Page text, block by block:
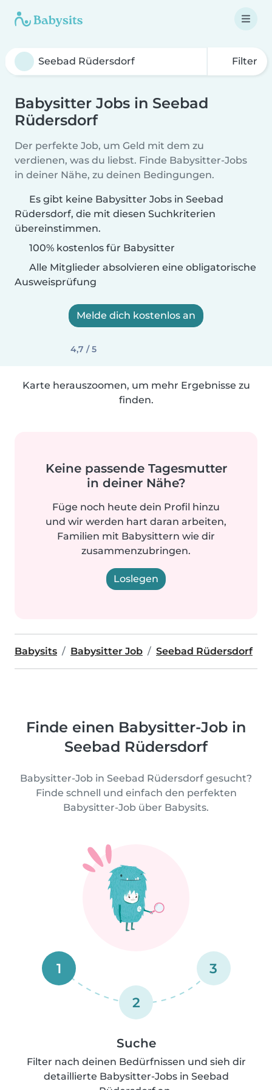
Filter
Babysitter Jobs in Seebad
Rüdersdorf
Der perfekte Job, um Geld mit dem zu
verdienen, was du liebst. Finde Babysitter-Jobs
in deiner Nähe, zu deinen Bedingungen.
Es gibt keine Babysitter Jobs in Seebad
Rüdersdorf, die mit diesen Suchkriterien
übereinstimmen.
100% kostenlos für Babysitter
Alle Mitglieder absolvieren eine obligatorische
Ausweisprüfung
Melde dich kostenlos an
4,7 / 5
Karte herauszoomen, um mehr Ergebnisse zu
finden.
Keine passende Tagesmutter
in deiner Nähe?
Füge noch heute dein Profil hinzu
und wir werden hart daran arbeiten,
Familien mit Babysittern wie dir
zusammenzubringen.
Loslegen
Babysits Babysitter Job Seebad Rüdersdorf
Finde einen Babysitter-Job in
Seebad Rüdersdorf
Babysitter-Job in Seebad Rüdersdorf gesucht?
Finde schnell und einfach den perfekten
Babysitter-Job über Babysits.
1
2
3
Suche
Filter nach deinen Bedürfnissen und sieh dir
detaillierte Babysitter-Jobs in Seebad